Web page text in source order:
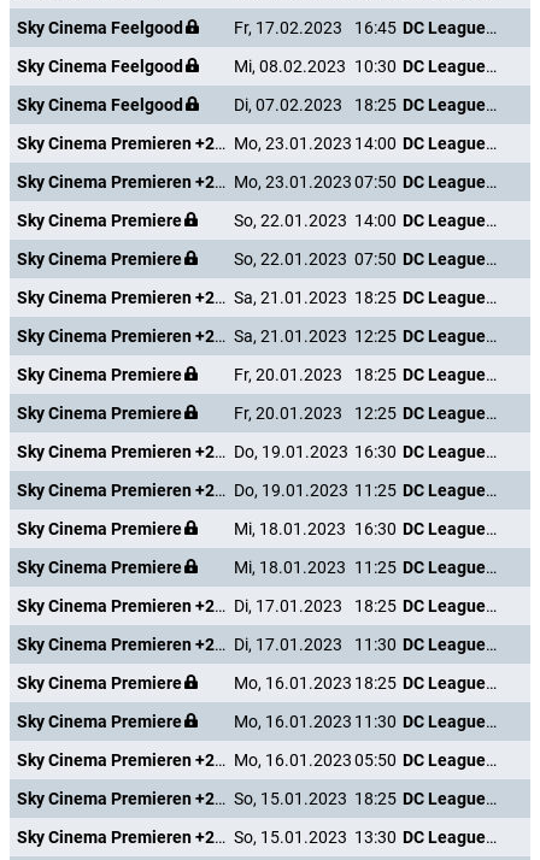
Sky Cinema Feelgood
Fr, 17.02.2023 16:45
DC League of Super-Pets
Sky Cinema Feelgood
Mi, 08.02.2023 10:30
DC League of Super-Pets
Sky Cinema Feelgood
Di, 07.02.2023 18:25
DC League of Super-Pets
Sky Cinema Premieren +24 Mo, 23.01.2023 14:00
DC League of Super-Pets
Sky Cinema Premieren +24 Mo, 23.01.202307:50
DC League of Super-Pets
Sky Cinema Premiere
So, 22.01.2023 14:00
DC League of Super-Pets
Sky Cinema Premiere
So, 22.01.2023 07:50
DC League of Super-Pets
Sky Cinema Premieren +24 Sa, 21.01.2023 18:25
DC League of Super-Pets
Sky Cinema Premieren +24 Sa, 21.01.2023 12:25
DC League of Super-Pets
Sky Cinema Premiere
Fr, 20.01.2023 18:25
DC League of Super-Pets
Sky Cinema Premiere
Fr, 20.01.2023 12:25
DC League of Super-Pets
Sky Cinema Premieren +24 Do, 19.01.2023 16:30
DC League of Super-Pets
Sky Cinema Premieren +24 Do, 19.01.2023 11:25
DC League of Super-Pets
Sky Cinema Premiere
Mi, 18.01.2023 16:30
DC League of Super-Pets
Sky Cinema Premiere
Mi, 18.01.2023 11:25
DC League of Super-Pets
Sky Cinema Premieren +24 Di, 17.01.2023 18:25
DC League of Super-Pets
Sky Cinema Premieren +24 Di, 17.01.2023 11:30
DC League of Super-Pets
Sky Cinema Premiere
Mo, 16.01.2023 18:25
DC League of Super-Pets
Sky Cinema Premiere
Mo, 16.01.2023 11:30
DC League of Super-Pets
Sky Cinema Premieren +24 Mo, 16.01.202305:50
DC League of Super-Pets
Sky Cinema Premieren +24 So, 15.01.2023 18:25
DC League of Super-Pets
Sky Cinema Premieren +24 So, 15.01.2023 13:30 DC League of Super-Pets